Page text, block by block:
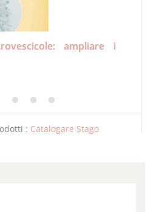
ampliare i
: Catalogare Stago